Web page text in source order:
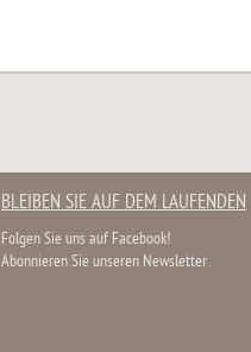
BLEIBEN SIE AUF DEM LAUFENDEN
Folgen Sie uns auf Facebook!
Abonnieren Sie unseren Newsletter